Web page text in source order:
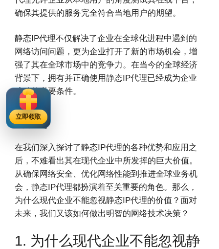
确保其提供的服务完全符合当地用户的期望。
静态IP代理不仅解决了企业在全球化进程中遇到的
网络访问问题，更为企业打开了新的市场机会，增
强了其在全球市场中的竞争力。在当今的全球经济
背景下，拥有并正确使用静态IP代理已经成为企业
成功的必要条件。
结论
在我们深入探讨了静态IP代理的各种优势和应用之
后，不难看出其在现代企业中所发挥的巨大价值。
从确保网络安全、优化网络性能到推进全球业务机
会，静态IP代理都扮演着至关重要的角色。那么，
为什么现代企业不能忽视静态IP代理的价值？面对
未来，我们又该如何做出明智的网络技术决策？
1. 为什么现代企业不能忽视静
立即领取